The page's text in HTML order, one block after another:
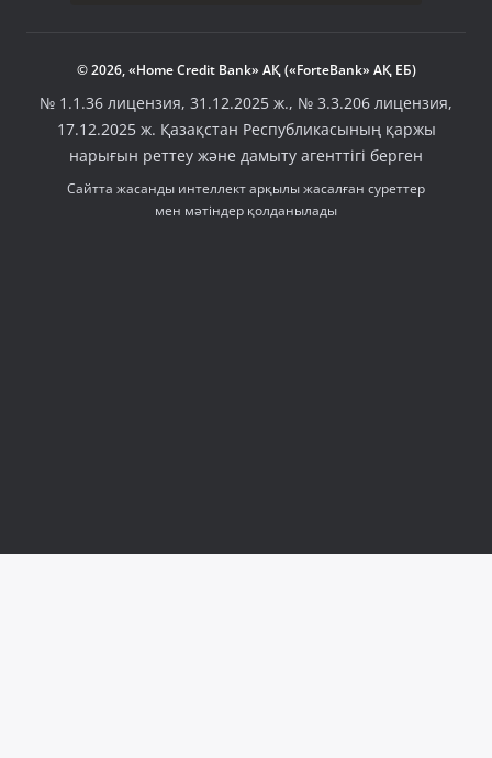
© 2026, «Home Credit Bank» АҚ («ForteBank» АҚ ЕБ)
№ 1.1.36 лицензия, 31.12.2025 ж., № 3.3.206 лицензия,
17.12.2025 ж. Қазақстан Республикасының қаржы
нарығын реттеу және дамыту агенттігі берген
Сайтта жасанды интеллект арқылы жасалған суреттер
мен мәтіндер қолданылады